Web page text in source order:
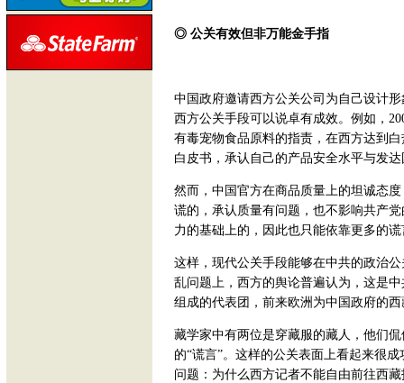
◎ 公关有效但非万能金手指
中国政府邀请西方公关公司为自己设计
西方公关手段可以说卓有成效。例如，
有毒宠物食品原料的指责，在西方达到
白皮书，承认自己的产品安全水平与发
然而，中国官方在商品质量上的坦诚态
谎的，承认质量有问题，也不影响共产
力的基础上的，因此也只能依靠更多的
这样，现代公关手段能够在中共的政治
乱问题上，西方的舆论普遍认为，这是
组成的代表团，前来欧洲为中国政府的
藏学家中有两位是穿藏服的藏人，他们
的“谎言”。这样的公关表面上看起来很
问题：为什么西方记者不能自由前往西